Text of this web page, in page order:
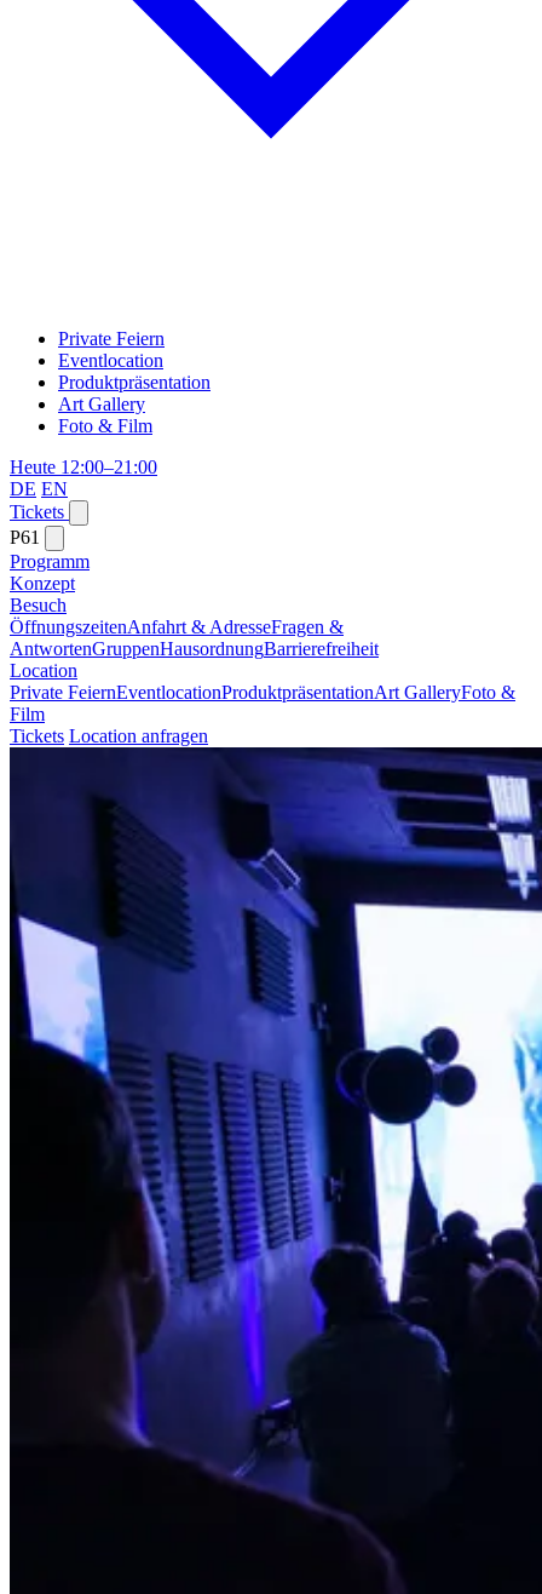
Private Feiern
Eventlocation
Produktpräsentation
Art Gallery
Foto & Film
Heute 12:00–21:00
DE EN
Tickets
P61
Programm
Konzept
Besuch
ÖffnungszeitenAnfahrt & AdresseFragen &
AntwortenGruppenHausordnungBarrierefreiheit
Location
Private FeiernEventlocationProduktpräsentationArt GalleryFoto &
Film
Tickets Location anfragen